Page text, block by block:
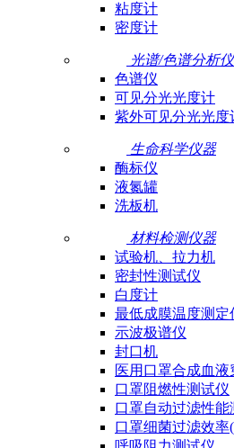
粘度计
密度计
光谱/色谱分析
色谱仪
可见分光光度计
紫外可见分光光度
生命科学仪器
酶标仪
液氮罐
洗板机
材料检测仪器
试验机、拉力机
密封性测试仪
白度计
最低成膜温度测定
示波极谱仪
封口机
医用口罩合成血液
口罩阻燃性测试仪
口罩自动过滤性能
口罩细菌过滤效率